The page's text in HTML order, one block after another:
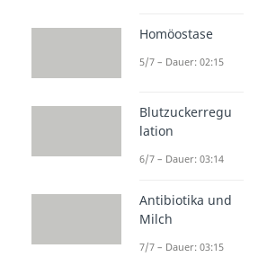
Homöostase
5/7 – Dauer: 02:15
Blutzuckerregu
lation
6/7 – Dauer: 03:14
Antibiotika und
Milch
7/7 – Dauer: 03:15